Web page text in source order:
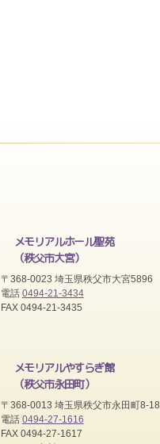
メモリアルホール聖苑
（秩父市大宮）
〒368-0023 埼玉県秩父市大宮5896
電話 0494-21-3434
FAX 0494-21-3435
メモリアルやすらぎ館
（秩父市永田町）
〒368-0013 埼玉県秩父市永田町8-18
電話 0494-27-1616
FAX 0494-27-1617